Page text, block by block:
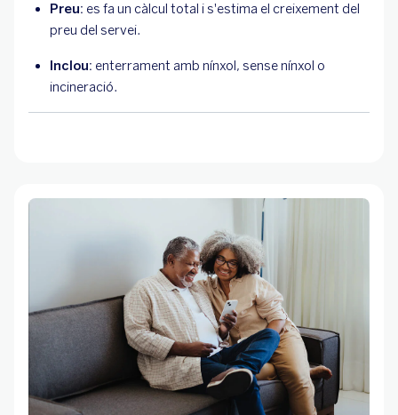
Preu: es fa un càlcul total i s'estima el creixement del
preu del servei.
Inclou: enterrament amb nínxol, sense nínxol o
incineració.